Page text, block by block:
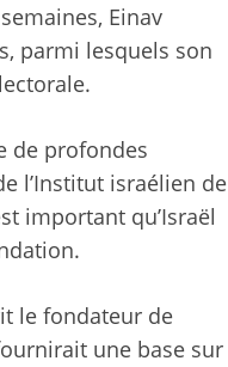
Einav
parmi lesquels son
de profondes
l’Institut israélien de
important qu’Israël
le fondateur de
une base sur